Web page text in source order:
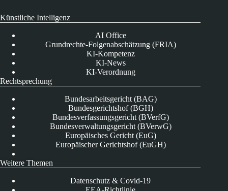
Künstliche Intelligenz
AI Office
Grundrechte-Folgenabschätzung (FRIA)
KI-Kompetenz
KI-News
KI-Verordnung
Rechtsprechung
Bundesarbeitsgericht (BAG)
Bundesgerichtshof (BGH)
Bundesverfassungsgericht (BVerfG)
Bundesverwaltungsgericht (BVerwG)
Europäisches Gericht (EuG)
Europäischer Gerichtshof (EuGH)
Weitere Themen
Datenschutz & Covid-19